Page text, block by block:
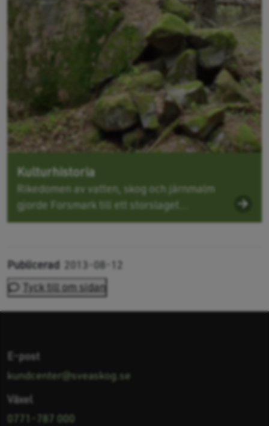
Kulturhistoria
Rikedomen av vatten, skog och järnmalm
gjorde Forsmark till ett storslaget...
Publicerad 2013-08-12
Tyck till om sidan
E-post
kundcenter@sveaskog.se
Växel
0771-787 000